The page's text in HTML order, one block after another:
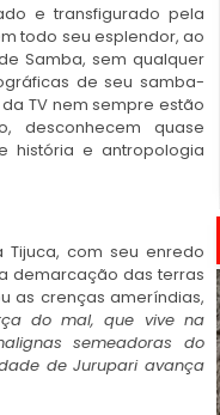
e transfigurado pela
todo seu esplendor, ao
Samba, sem qualquer
de seu samba-
TV nem sempre estão
desconhecem quase
história e antropologia
com seu enredo
demarcação das terras
as crenças ameríndias,
do mal, que vive na
semeadoras do
de Jurupari avança